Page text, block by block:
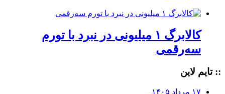
کالابرگ ۱ میلیونی در نبرد با تورم
سه‌رقمی
:: تایم لاین
۱۷ مرداد ۱۴۰۵